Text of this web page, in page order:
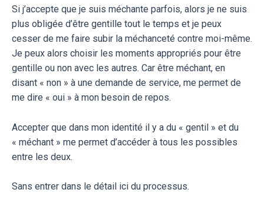
Si j’accepte que je suis méchante parfois, alors je ne suis
plus obligée d’être gentille tout le temps et je peux
cesser de me faire subir la méchanceté contre moi-même.
Je peux alors choisir les moments appropriés pour être
gentille ou non avec les autres. Car être méchant, en
disant « non » à une demande de service, me permet de
me dire « oui » à mon besoin de repos.
Accepter que dans mon identité il y a du « gentil » et du
« méchant » me permet d’accéder à tous les possibles
entre les deux.
Sans entrer dans le détail ici du processus.